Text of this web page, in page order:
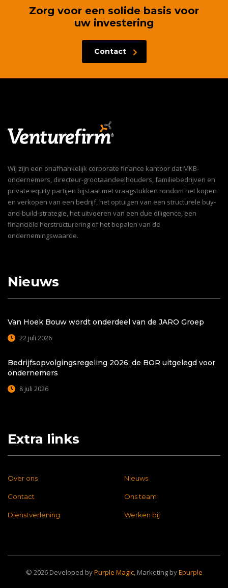
Zorg voor een solide basis voor
uw investering
Contact
Wij zijn een onafhankelijk corporate finance kantoor dat MKB-
ondernemers, directeur-grootaandeelhouders, familiebedrijven en
private equity partijen bijstaat met vraagstukken rondom het kopen
en verkopen van een bedrijf, het optuigen van een structurele buy-
and-build-strategie, het uitvoeren van een due diligence, een
financiële herstructurering of het bepalen van de
ondernemingswaarde.
Nieuws
Van Hoek Bouw wordt onderdeel van de JARO Groep
22 juli 2026
Bedrijfsopvolgingsregeling 2026: de BOR uitgelegd voor
ondernemers
8 juli 2026
Extra links
Over ons Nieuws
Contact Ons team
Dienstverlening Werken bij
© 2026 Developed byPurple Magic, Marketing byEpurple